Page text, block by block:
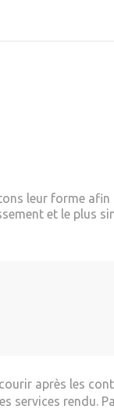
leur forme
et le plus
après les
services rendu.